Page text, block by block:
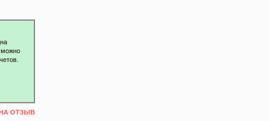
можно
ОТЗЫВ